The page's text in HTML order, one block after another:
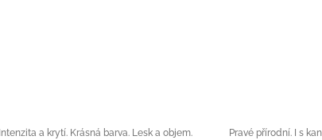
Intenzita a krytí. Krásná barva. Lesk a objem.
Pravé přírodní. I s